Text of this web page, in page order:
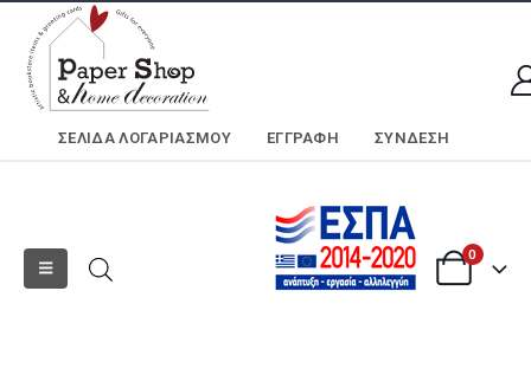
ΣΕΛΊΔΑ ΛΟΓΑΡΙΑΣΜΟΎ ΕΓΓΡΑΦΗ ΣΎΝΔΕΣΗ
0